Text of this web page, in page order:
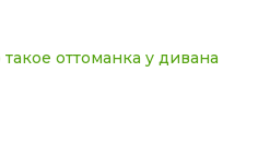
такое оттоманка у дивана